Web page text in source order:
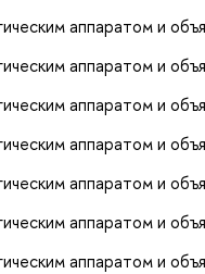
аппаратом и
аппаратом и
аппаратом и
аппаратом и
аппаратом и
аппаратом и
аппаратом и